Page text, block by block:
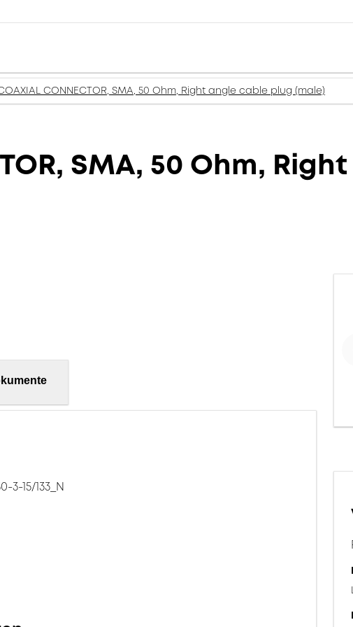
CONNECTOR, SMA, 50 Ohm, Right angle cable plug (male)
SMA, 50 Ohm,
3-15/133_N